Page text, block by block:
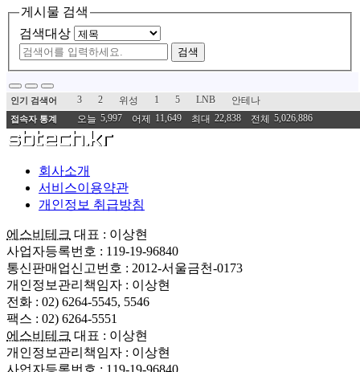
게시물 검색
검색대상
검색
인기 검색어 3 2 위성 1 5 LNB 안테나
접속자 통계 오늘 5,997 어제 11,649 최대 22,838 전체 5,026,886
회사소개
서비스이용약관
개인정보 취급방침
에스비테크 대표 : 이상현
사업자등록번호 : 119-19-96840
통신판매업신고번호 : 2012-서울금천-0173
개인정보관리책임자 : 이상현
전화 : 02) 6264-5545, 5546
팩스 : 02) 6264-5551
에스비테크 대표 : 이상현
개인정보관리책임자 : 이상현
사업자등록번호 : 119-19-96840